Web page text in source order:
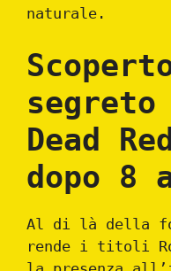
naturale.
segreto
Dead
dopo 8
Al di là della
rende i titoli